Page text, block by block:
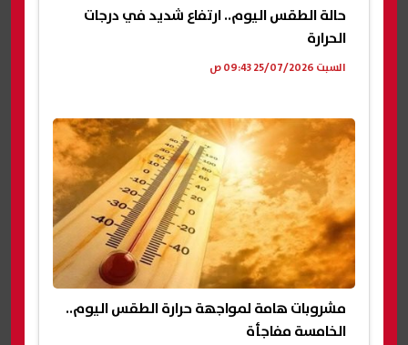
حالة الطقس اليوم.. ارتفاع شديد في درجات
الحرارة
السبت 25/07/2026 09:43 ص
مشروبات هامة لمواجهة حرارة الطقس اليوم..
الخامسة مفاجأة